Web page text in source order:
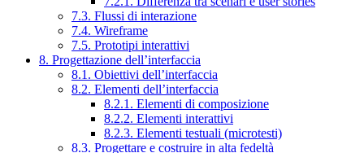
7.3. Flussi di interazione
7.4. Wireframe
7.5. Prototipi interattivi
8. Progettazione dell’interfaccia
8.1. Obiettivi dell’interfaccia
8.2. Elementi dell’interfaccia
8.2.1. Elementi di composizione
8.2.2. Elementi interattivi
8.2.3. Elementi testuali (microtesti)
8.3. Progettare e costruire in alta fedeltà